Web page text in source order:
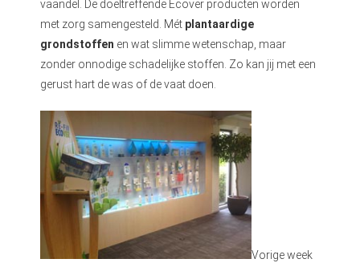
vaandel. De doeltreffende Ecover producten worden
met zorg samengesteld. Mét plantaardige
grondstoffen en wat slimme wetenschap, maar
zonder onnodige schadelijke stoffen. Zo kan jij met een
gerust hart de was of de vaat doen.
Vorige week